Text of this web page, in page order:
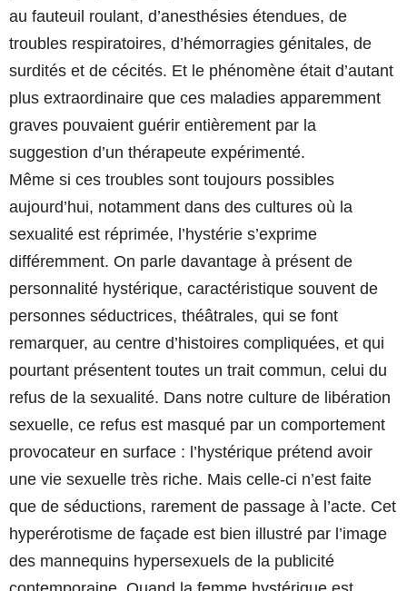
au fauteuil roulant, d’anesthésies étendues, de
troubles respiratoires, d’hémorragies génitales, de
surdités et de cécités. Et le phénomène était d’autant
plus extraordinaire que ces maladies apparemment
graves pouvaient guérir entièrement par la
suggestion d’un thérapeute expérimenté.
Même si ces troubles sont toujours possibles
aujourd’hui, notamment dans des cultures où la
sexualité est réprimée, l’hystérie s’exprime
différemment. On parle davantage à présent de
personnalité hystérique, caractéristique souvent de
personnes séductrices, théâtrales, qui se font
remarquer, au centre d’histoires compliquées, et qui
pourtant présentent toutes un trait commun, celui du
refus de la sexualité. Dans notre culture de libération
sexuelle, ce refus est masqué par un comportement
provocateur en surface : l’hystérique prétend avoir
une vie sexuelle très riche. Mais celle-ci n’est faite
que de séductions, rarement de passage à l’acte. Cet
hyperérotisme de façade est bien illustré par l’image
des mannequins hypersexuels de la publicité